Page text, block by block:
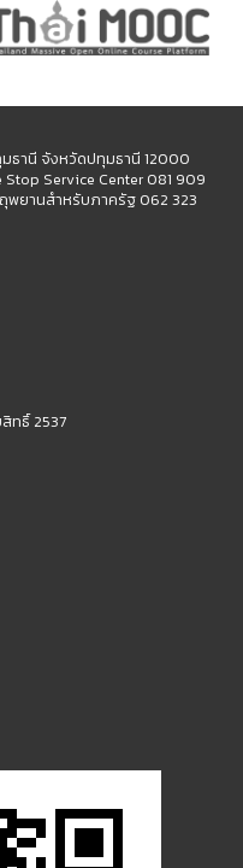
มธานี จังหวัดปทุมธานี 12000
Service Center 081 909
พยานสำหรับภาครัฐ 062 323
ทธิ์ 2537